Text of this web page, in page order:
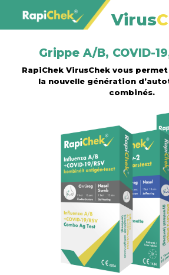
Virus
Grippe A/B, COVID-
RapiChek VirusChek vous
la nouvelle génération
combinés.